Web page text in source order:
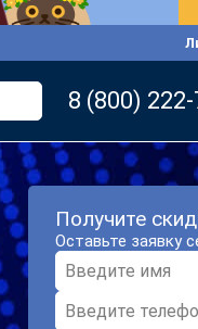
8 (800)
Получите
Оставьте заявку